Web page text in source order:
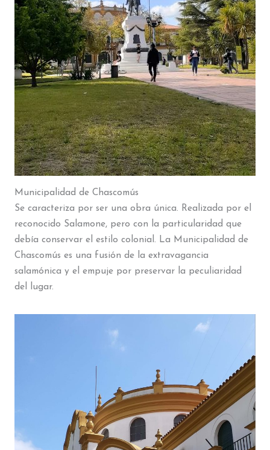
Municipalidad de Chascomús
Se caracteriza por ser una obra única. Realizada por el
reconocido Salamone, pero con la particularidad que
debía conservar el estilo colonial. La Municipalidad de
Chascomús es una fusión de la extravagancia
salamónica y el empuje por preservar la peculiaridad
del lugar.